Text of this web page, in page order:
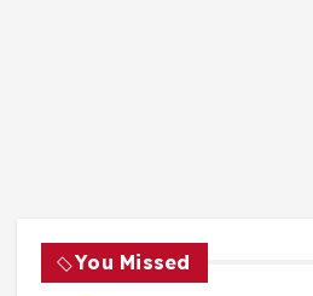
You Missed